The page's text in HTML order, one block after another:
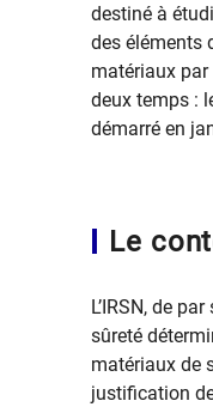
destiné à
des éléments
matériaux
deux temps :
démarré en
Le
L’IRSN, de
sûreté
matériaux de
justification